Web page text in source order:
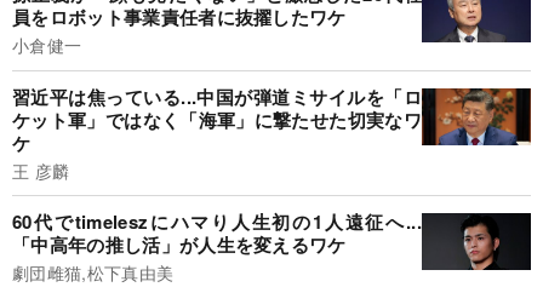
員をロボット事業責任者に抜擢したワケ
小倉健一
習近平は焦っている...中国が弾道ミサイルを「ロ
ケット軍」ではなく「海軍」に撃たせた切実なワ
ケ
王 彦麟
60代でtimeleszにハマり人生初の1人遠征へ...
「中高年の推し活」が人生を変えるワケ
劇団雌猫,松下真由美